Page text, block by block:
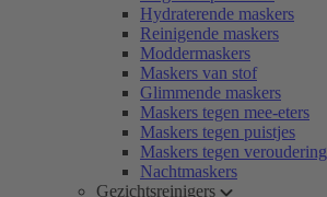
Hydraterende maskers
Reinigende maskers
Moddermaskers
Maskers van stof
Glimmende maskers
Maskers tegen mee-eters
Maskers tegen puistjes
Maskers tegen veroudering
Nachtmaskers
Gezichtsreinigers